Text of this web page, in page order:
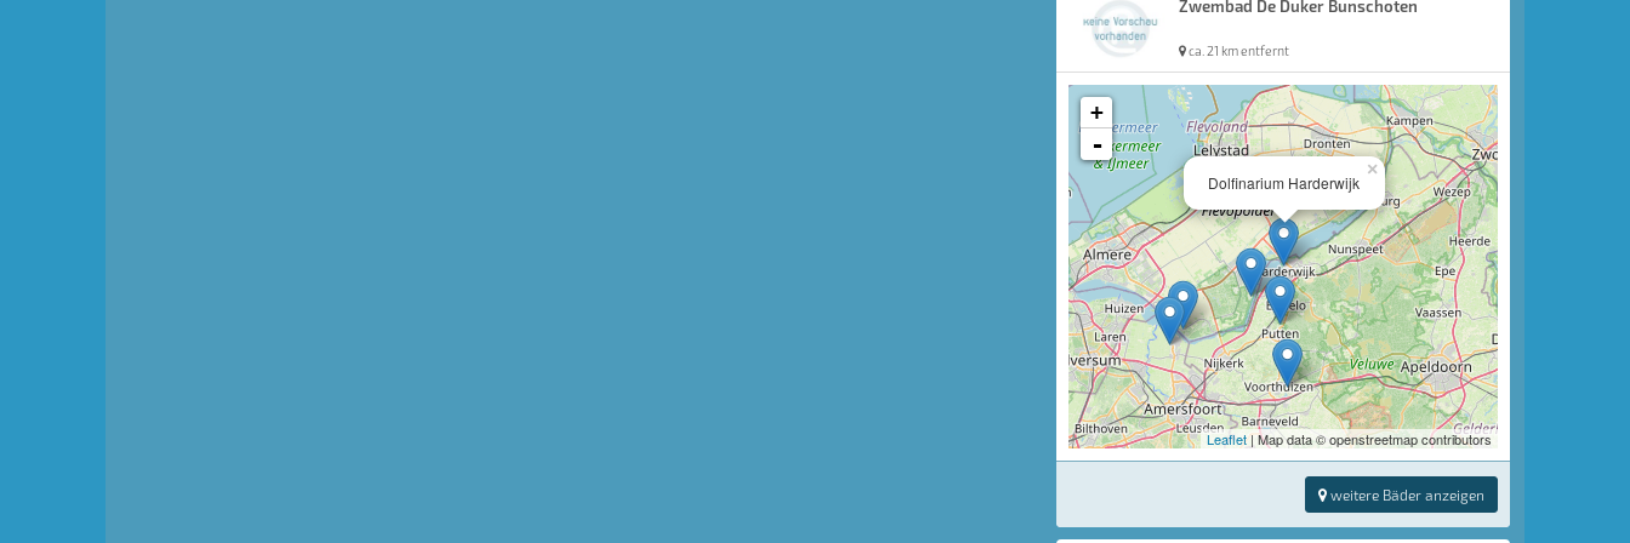
Zwembad De Duker Bunschoten
ca. 21 km entfernt
×
Dolfinarium Harderwijk
+
-
Leaflet| Map data © openstreetmap contributors
weitere Bäder anzeigen